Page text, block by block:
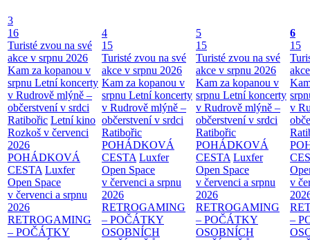
3
16
Turisté zvou na své
akce v srpnu 2026
Kam za kopanou v
srpnu Letní koncerty
v Rudrově mlýně –
občerstvení v srdci
Ratibořic Letní kino
Rozkoš v červenci
2026
POHÁDKOVÁ
CESTA Luxfer
Open Space
v červenci a srpnu
2026
RETROGAMING
– POČÁTKY
4
15
Turisté zvou na své
akce v srpnu 2026
Kam za kopanou v
srpnu Letní koncerty
v Rudrově mlýně –
občerstvení v srdci
Ratibořic
POHÁDKOVÁ
CESTA Luxfer
Open Space
v červenci a srpnu
2026
RETROGAMING
– POČÁTKY
OSOBNÍCH
5
15
Turisté zvou na své
akce v srpnu 2026
Kam za kopanou v
srpnu Letní koncerty
v Rudrově mlýně –
občerstvení v srdci
Ratibořic
POHÁDKOVÁ
CESTA Luxfer
Open Space
v červenci a srpnu
2026
RETROGAMING
– POČÁTKY
OSOBNÍCH
6
15
v
v
–